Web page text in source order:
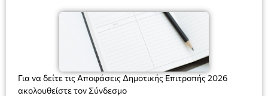
Για να δείτε τις Αποφάσεις Δημοτικής Επιτροπής 2026
ακολουθείστε τον Σύνδεσμο